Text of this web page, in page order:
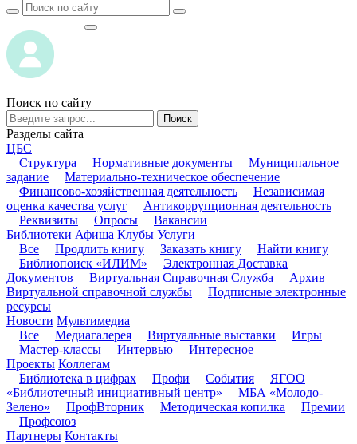
Поиск по сайту
Поиск
Разделы сайта
ЦБС
Структура
Нормативные документы
Муниципальное
задание
Материально-техническое обеспечение
Финансово-хозяйственная деятельность
Независимая
оценка качества услуг
Антикоррупционная деятельность
Реквизиты
Опросы
Вакансии
Библиотеки Афиша Клубы Услуги
Все
Продлить книгу Заказать книгу
Найти книгу
Библиопоиск «ИЛИМ»
Электронная Доставка
Документов
Виртуальная Справочная Служба
Архив
Виртуальной справочной службы
Подписные электронные
ресурсы
Новости Мультимедиа
Все
Медиагалерея Виртуальные выставки
Игры
Мастер-классы
Интервью
Интересное
Проекты Коллегам
Библиотека в цифрах
Профи События
ЯГОО
«Библиотечный инициативный центр»
МБА «Молодо-
Зелено»
ПрофВторник Методическая копилка
Премии
Профсоюз
Партнеры Контакты